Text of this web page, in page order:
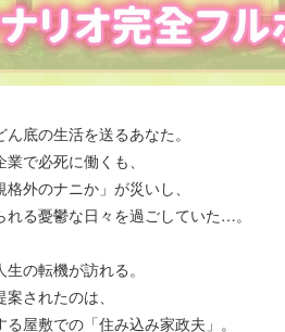
底の生活を送るあなた。
で必死に働くも、
外のナニか」が災いし、
れる憂鬱な日々を過ごしていた…。
の転機が訪れる。
されたのは、
屋敷での「住み込み家政夫」。